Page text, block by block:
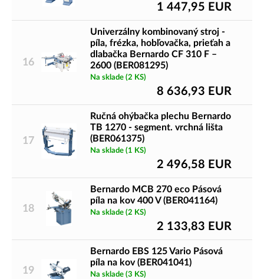
1 447,95 EUR
16
Univerzálny kombinovaný stroj -
píla, frézka, hobľovačka, prieťah a
dlabačka Bernardo CF 310 F –
2600 (BER081295)
Na sklade (2 KS)
8 636,93 EUR
17
Ručná ohýbačka plechu Bernardo
TB 1270 - segment. vrchná lišta
(BER061375)
Na sklade (1 KS)
2 496,58 EUR
18
Bernardo MCB 270 eco Pásová
píla na kov 400 V (BER041164)
Na sklade (2 KS)
2 133,83 EUR
19
Bernardo EBS 125 Vario Pásová
píla na kov (BER041041)
Na sklade (3 KS)